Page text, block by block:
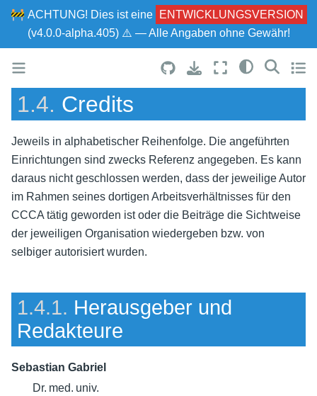
🚧 ACHTUNG! Dies ist eine
ENTWICKLUNGSVERSION
(v4.0.0-alpha.405) ⚠ — Alle Angaben ohne Gewähr!
1.4. Credits
Jeweils in alphabetischer Reihenfolge. Die angeführten
Einrichtungen sind zwecks Referenz angegeben. Es kann
daraus nicht geschlossen werden, dass der jeweilige Autor
im Rahmen seines dortigen Arbeitsverhältnisses für den
CCCA tätig geworden ist oder die Beiträge die Sichtweise
der jeweiligen Organisation wiedergeben bzw. von
selbiger autorisiert wurden.
1.4.1. Herausgeber und
Redakteure
Sebastian Gabriel
Dr. med. univ.